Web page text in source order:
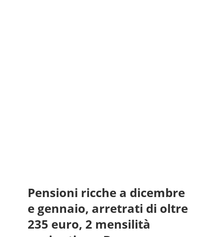
Pensioni ricche a dicembre
e gennaio, arretrati di oltre
235 euro, 2 mensilità